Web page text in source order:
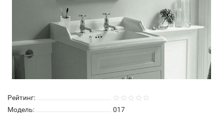
Рейтинг:
Модель:
017